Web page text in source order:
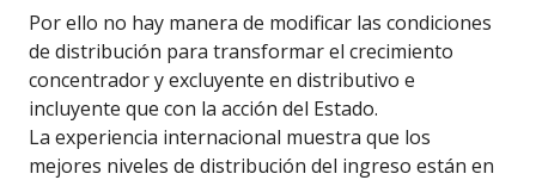
Por ello no hay manera de modificar las condiciones
de distribución para transformar el crecimiento
concentrador y excluyente en distributivo e
incluyente que con la acción del Estado.
La experiencia internacional muestra que los
mejores niveles de distribución del ingreso están en